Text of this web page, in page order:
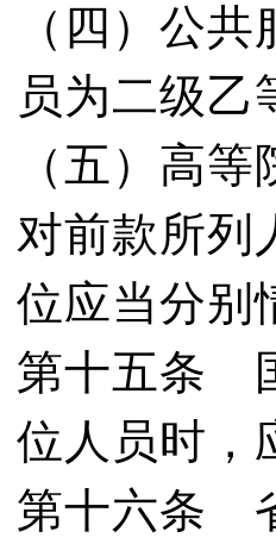
（四）公
员为二级乙
（五）高
对前款所列
位应当分别
第十五条
位人员时，
第十六条